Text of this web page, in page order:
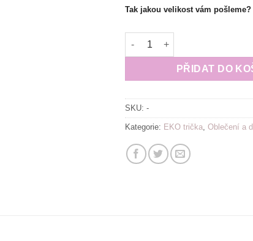
Tak jakou velikost vám pošleme?
Prémiové unisex tričko Nutný
PŘIDAT DO
SKU: -
Kategorie: EKO trička Oblečení a